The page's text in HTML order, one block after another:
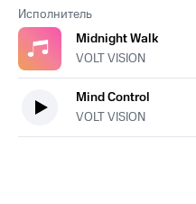
Исполнитель
Midnight Walk
VOLT VISION
Mind Control
VOLT VISION